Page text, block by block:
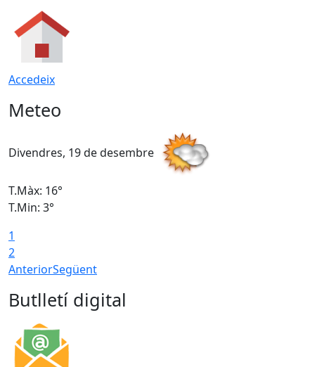
Accedeix
Meteo
Divendres, 19 de desembre
T.Màx: 16°
T.Min: 3°
1
2
AnteriorSegüent
Butlletí digital